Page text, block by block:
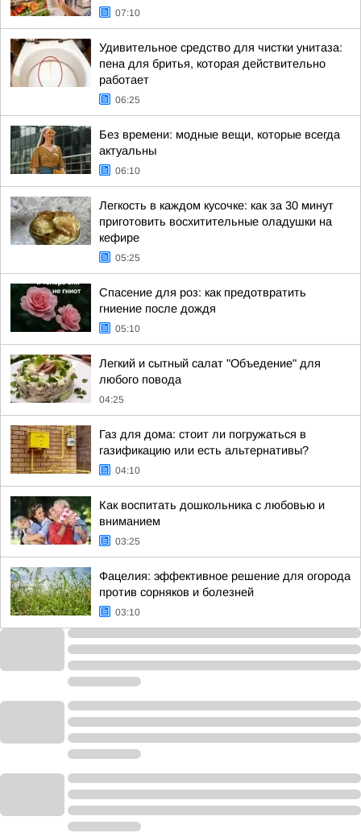
07:10
Удивительное средство для чистки унитаза:
пена для бритья, которая действительно
работает
06:25
Без времени: модные вещи, которые всегда
актуальны
06:10
Легкость в каждом кусочке: как за 30 минут
приготовить восхитительные оладушки на
кефире
05:25
Спасение для роз: как предотвратить
гниение после дождя
05:10
Легкий и сытный салат "Объедение" для
любого повода
04:25
Газ для дома: стоит ли погружаться в
газификацию или есть альтернативы?
04:10
Как воспитать дошкольника с любовью и
вниманием
03:25
Фацелия: эффективное решение для огорода
против сорняков и болезней
03:10